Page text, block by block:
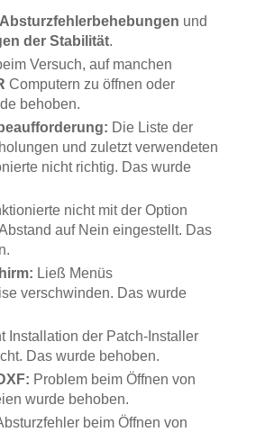
Absturzfehlerbehebungen und
der Stabilität.
Versuch, auf manchen
Computern zu öffnen oder
behoben.
Die Liste der
und zuletzt verwendeten
nicht richtig. Das wurde
nicht mit der Option
auf Nein eingestellt. Das
Ließ Menüs
verschwinden. Das wurde
Installation der Patch-Installer
Das wurde behoben.
Problem beim Öffnen von
wurde behoben.
beim Öffnen von